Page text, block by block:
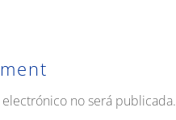
no será publicada.